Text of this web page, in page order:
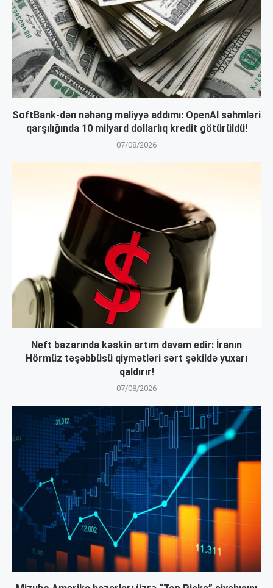
SoftBank-dən nəhəng maliyyə addımı: OpenAI səhmləri
qarşılığında 10 milyard dollarlıq kredit götürüldü!
07/08/2026
Neft bazarında kəskin artım davam edir: İranın
Hörmüz təşəbbüsü qiymətləri sərt şəkildə yuxarı
qaldırır!
07/08/2026